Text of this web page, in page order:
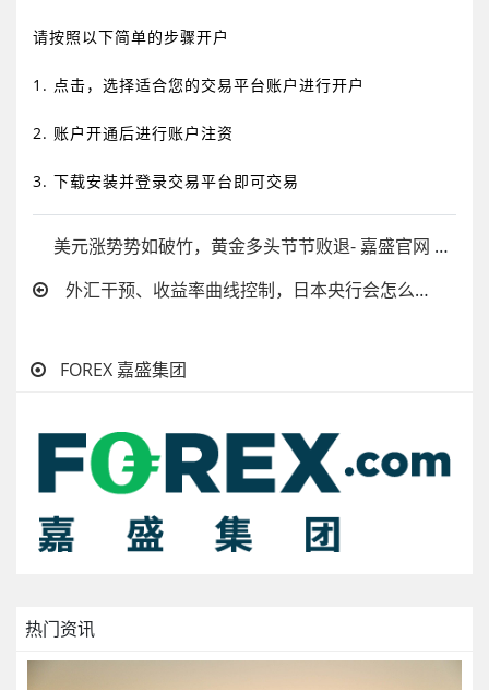
请按照以下简单的步骤开户
1. 点击，选择适合您的交易平台账户进行开户
2. 账户开通后进行账户注资
3. 下载安装并登录交易平台即可交易
美元涨势势如破竹，黄金多头节节败退- 嘉盛官网
外汇干预、收益率曲线控制，日本央行会怎么选？ - 嘉盛官网
FOREX 嘉盛集团
热门资讯